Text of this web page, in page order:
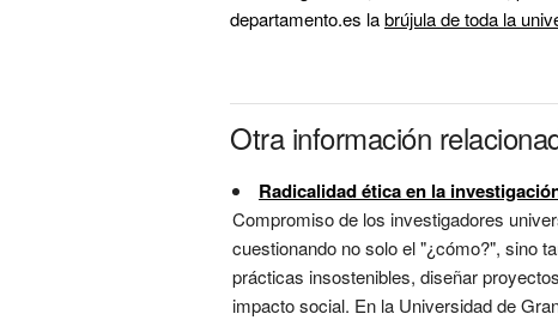
departamento.es la brújula de toda la
Otra información
Radicalidad ética en la
Compromiso de los investigadores
cuestionando no solo el "¿cómo?", sino
prácticas insostenibles, diseñar
impacto social. En la Universidad de